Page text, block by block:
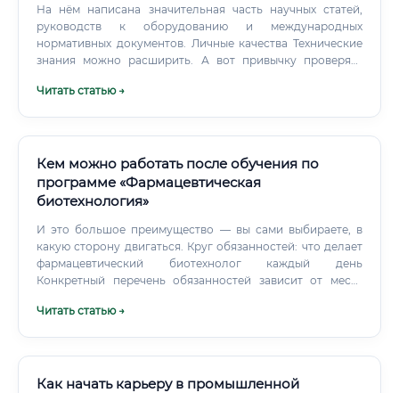
способный ставить задачи для ИИ-систем. Перспективы
через 10 лет 🔭 Биология в горизонте 2030–2035 годов —
одна из самых перспективных областей: ⚠️ Специалисты в
области генной инженерии, биоинформатики и
высокооплачиваемых технических специалистов в мире.
На нём написана значительная часть научных статей,
руководств к оборудованию и международных
нормативных документов. Личные качества Технические
знания можно расширить. А вот привычку проверять
Читать статью →
Кем можно работать после обучения по
программе «Фармацевтическая
биотехнология»
И это большое преимущество — вы сами выбираете, в
какую сторону двигаться. Круг обязанностей: что делает
фармацевтический биотехнолог каждый день
Конкретный перечень обязанностей зависит от места
Читать статью →
Как начать карьеру в промышленной